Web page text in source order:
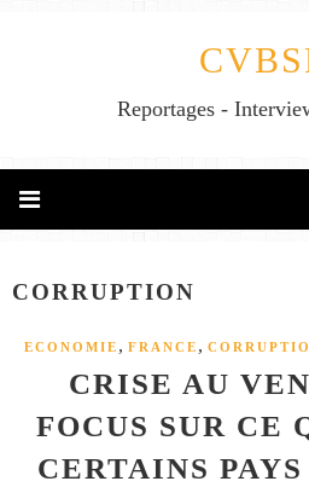
Reportages -
CORRUPTION
ECONOMIE , FRANCE ,
CRISE AU
FOCUS SUR CE
CERTAINS